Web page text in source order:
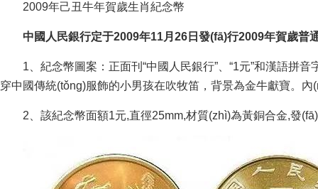
2009年己丑牛年賀歲生肖紀念幣
中國人民銀行定于2009年11月26日發(fā)行2009年賀歲普通紀
1、紀念幣圖案：正面刊“中國人民銀行”、“1元”和漢語拼
穿中國傳統(tǒng)服飾的小男孩在吹牧笛，背景為金牛獻寶。內
2、該紀念幣面額1元,直徑25mm,材質(zhì)為黃銅合金,發